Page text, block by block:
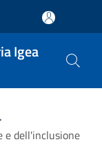
Igea
e dell'inclusione